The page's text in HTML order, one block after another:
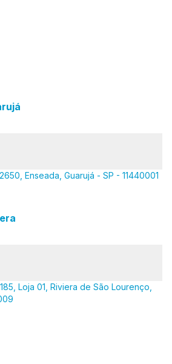
Enseada, Guarujá - SP - 11440001
Loja 01, Riviera de São Lourenço,